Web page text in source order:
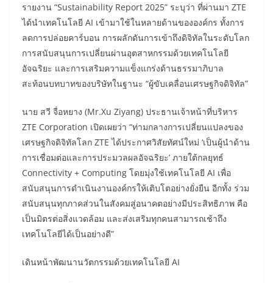
รายงาน “Sustainability Report 2025” ระบุว่า ที่ผ่านมา ZTE
ได้นำเทคโนโลยี AI เข้ามาใช้ในหลายด้านขององค์กร ทั้งการ
ลดการปล่อยคาร์บอน การผลักดันการเข้าถึงดิจิทัลในระดับโลก
การสนับสนุนการเปลี่ยนผ่านอุตสาหกรรมด้วยเทคโนโลยี
อัจฉริยะ และการเสริมความแข็งแกร่งด้านธรรมาภิบาล
สะท้อนบทบาทของบริษัทในฐานะ “ผู้ขับเคลื่อนเศรษฐกิจดิจิทัล”
นาย สวี จื่อหยาง (Mr.Xu Ziyang) ประธานเจ้าหน้าที่บริหาร
ZTE Corporation เปิดเผยว่า “ท่ามกลางการเปลี่ยนแปลงของ
เศรษฐกิจดิจิทัลโลก ZTE ได้ประกาศวิสัยทัศน์ใหม่ ‘เป็นผู้นำด้าน
การเชื่อมต่อและการประมวลผลอัจฉริยะ’ ภายใต้กลยุทธ์
Connectivity + Computing โดยมุ่งใช้เทคโนโลยี AI เพื่อ
สนับสนุนการดำเนินงานองค์กรให้เติบโตอย่างยั่งยืน อีกทั้ง ร่วม
สนับสนุนทุกภาคส่วนในสังคมสู่อนาคตอย่างมีประสิทธิภาพ คือ
เป็นมิตรต่อสิ่งแวดล้อม และส่งเสริมทุกคนสามารถเช้าถึง
เทคโนโลยีได้เป็นอย่างดี”
เดินหน้าพัฒนานวัตกรรมด้วยเทคโนโลยี AI